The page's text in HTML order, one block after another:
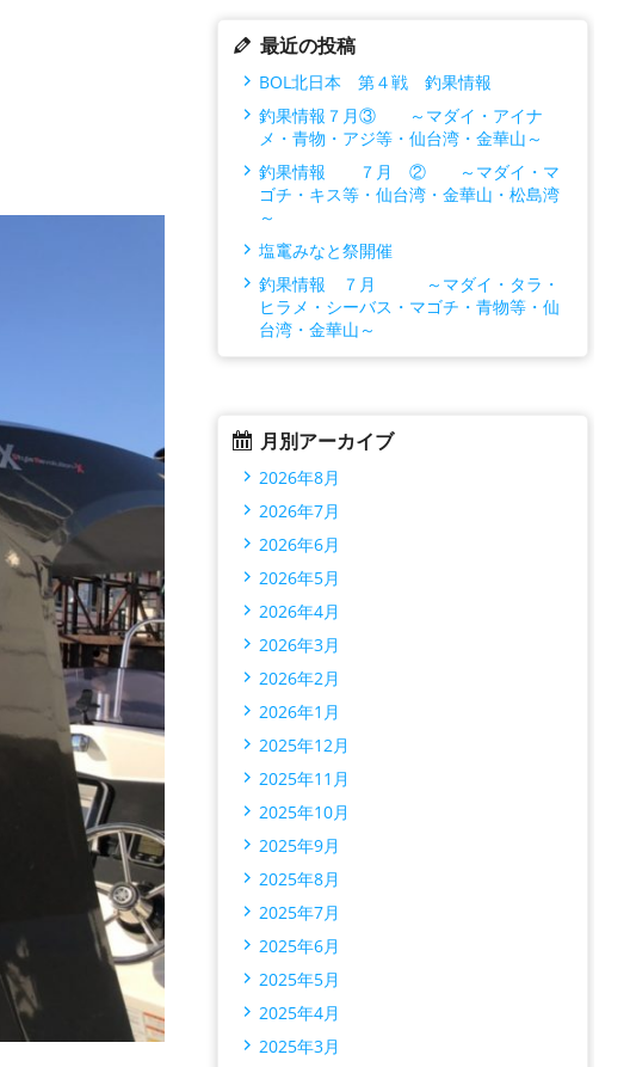
最近の投稿
BOL北日本 第４戦 釣果情報
釣果情報７月③ ～マダイ・アイナ
メ・青物・アジ等・仙台湾・金華山～
釣果情報 ７月 ② ～マダイ・マ
ゴチ・キス等・仙台湾・金華山・松島湾
～
塩竃みなと祭開催
釣果情報 ７月 ～マダイ・タラ・
ヒラメ・シーバス・マゴチ・青物等・仙
台湾・金華山～
月別アーカイブ
2026年8月
2026年7月
2026年6月
2026年5月
2026年4月
2026年3月
2026年2月
2026年1月
2025年12月
2025年11月
2025年10月
2025年9月
2025年8月
2025年7月
2025年6月
2025年5月
2025年4月
2025年3月